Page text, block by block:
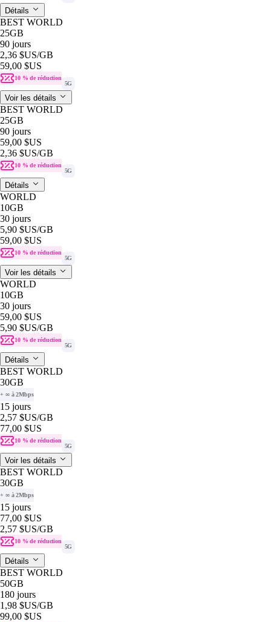
Détails
BEST WORLD
25GB
90 jours
2,36 $US/GB
59,00 $US
10 % de réduction
5G
Voir les détails
BEST WORLD
25GB
90 jours
59,00 $US
2,36 $US/GB
10 % de réduction
5G
Détails
WORLD
10GB
30 jours
5,90 $US/GB
59,00 $US
10 % de réduction
5G
Voir les détails
WORLD
10GB
30 jours
59,00 $US
5,90 $US/GB
10 % de réduction
5G
Détails
BEST WORLD
30GB
+ ∞ à 2Mbps
15 jours
2,57 $US/GB
77,00 $US
10 % de réduction
5G
Voir les détails
BEST WORLD
30GB
+ ∞ à 2Mbps
15 jours
77,00 $US
2,57 $US/GB
10 % de réduction
5G
Détails
BEST WORLD
50GB
180 jours
1,98 $US/GB
99,00 $US